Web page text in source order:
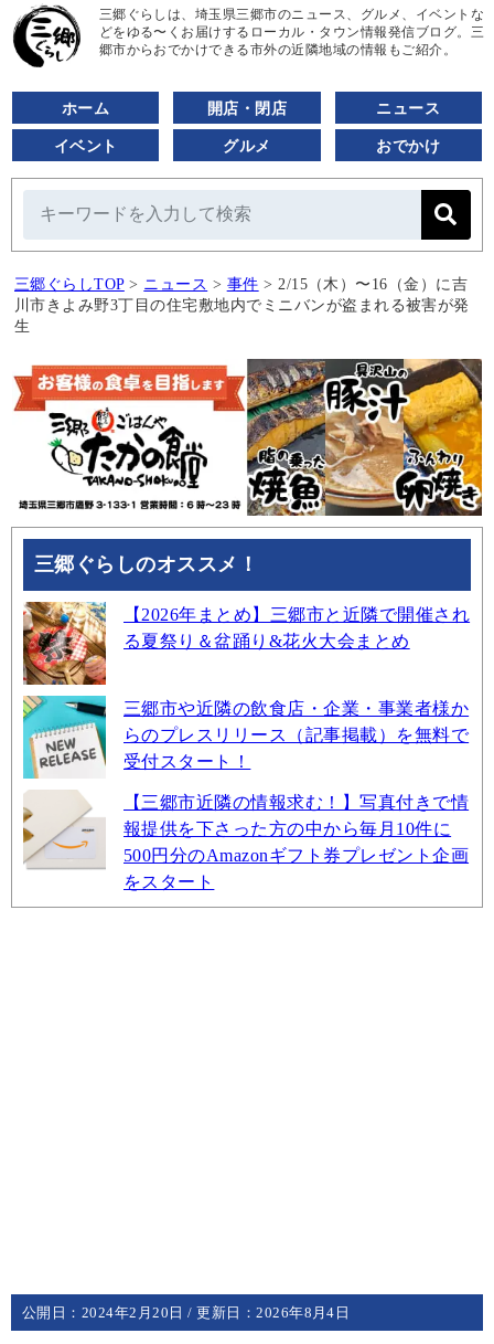
三郷ぐらしは、埼玉県三郷市のニュース、グルメ、イベントな
どをゆる〜くお届けするローカル・タウン情報発信ブログ。三
郷市からおでかけできる市外の近隣地域の情報もご紹介。
ホーム 開店・閉店 ニュース
イベント グルメ おでかけ
三郷ぐらしTOP > ニュース > 事件 > 2/15（木）〜16（金）に吉
川市きよみ野3丁目の住宅敷地内でミニバンが盗まれる被害が発
生
三郷ぐらしのオススメ！
【2026年まとめ】三郷市と近隣で開催され
る夏祭り＆盆踊り&花火大会まとめ
三郷市や近隣の飲食店・企業・事業者様か
らのプレスリリース（記事掲載）を無料で
受付スタート！
【三郷市近隣の情報求む！】写真付きで情
報提供を下さった方の中から毎月10件に
500円分のAmazonギフト券プレゼント企画
をスタート
公開日： 2024年2月20日 / 更新日：2026年8月4日